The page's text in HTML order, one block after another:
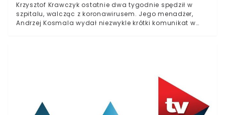
Krzysztof Krawczyk ostatnie dwa tygodnie spędził w
szpitalu, walcząc z koronawirusem. Jego menadżer,
Andrzej Kosmala wydał niezwykle krótki komunikat w
Andrzeja Kosmalę Poniedziałek, 5 kwietnia 2021